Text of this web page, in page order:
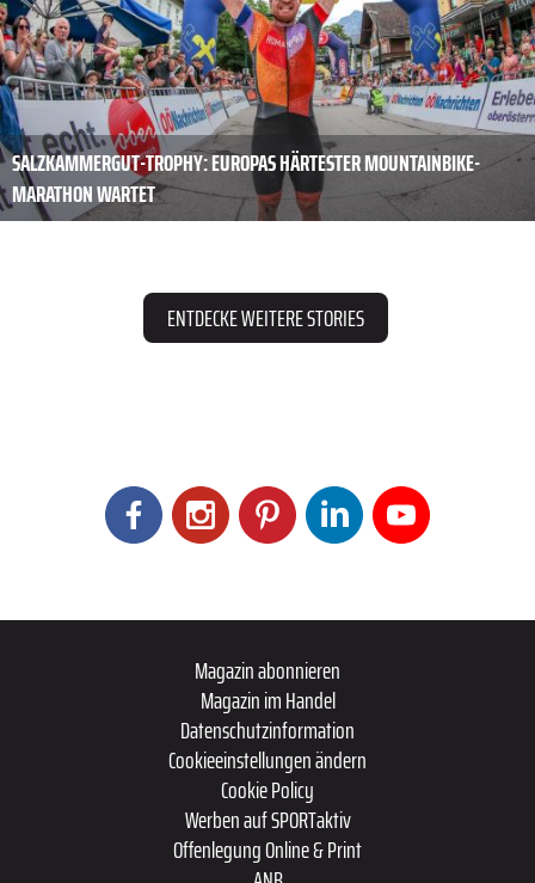
SALZKAMMERGUT-TROPHY: EUROPAS HÄRTESTER MOUNTAINBIKE-
MARATHON WARTET
ENTDECKE WEITERE STORIES
Magazin abonnieren
Magazin im Handel
Datenschutzinformation
Cookieeinstellungen ändern
Cookie Policy
Werben auf SPORTaktiv
Offenlegung Online & Print